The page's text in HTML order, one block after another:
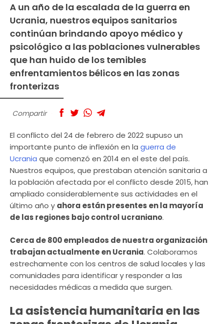
A un año de la escalada de la guerra en
Ucrania, nuestros equipos sanitarios
continúan brindando apoyo médico y
psicológico a las poblaciones vulnerables
que han huido de los temibles
enfrentamientos bélicos en las zonas
fronterizas
Compartir
El conflicto del 24 de febrero de 2022 supuso un
importante punto de inflexión en la guerra de
Ucrania que comenzó en 2014 en el este del país.
Nuestros equipos, que prestaban atención sanitaria a
la población afectada por el conflicto desde 2015, han
ampliado considerablemente sus actividades en el
último año y ahora están presentes en la mayoría
de las regiones bajo control ucraniano.
Cerca de 800 empleados de nuestra organización
trabajan actualmente en Ucrania. Colaboramos
estrechamente con los centros de salud locales y las
comunidades para identificar y responder a las
necesidades médicas a medida que surgen.
La asistencia humanitaria en las